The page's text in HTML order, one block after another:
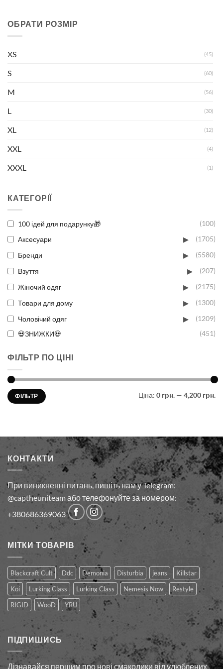
ОБРАТИ РОЗМІР
XS (45)
S (60)
M (56)
L (30)
XL (12)
XXL (4)
XXXL (1)
КАТЕГОРІЇ
100 ідей для подарунку🎁 (100)
Аксесуари ▸ (1705)
Бренди ▸ (5580)
Взуття ▸ (207)
Жіночий одяг ▸ (2175)
Товари для дому ▸ (1300)
Чоловічий одяг ▸ (1209)
💀ЗНИЖКИ💀 (451)
ФІЛЬТР ПО ЦІНІ
Мінімальна
ціна
Найбільша
цінаФІЛЬТР Ціна: 0 грн. — 4,200 грн.
КОНТАКТИ
При виникненні питань, пишіть нам у Telegram:
@captheuniteam або телефонуйте за номером:
+380686369063
МІТКИ ТОВАРІВ
Blackcraft Cult Ddc Demonia Disturbia jeans
Killstar
Koi
Lurking Class Lurking Сlass Nemesis Now
Restyle
RIGID
WooD YRU
ПІДПИШИСЬ
Дізнавайся першим про нові смаколики від улюблених